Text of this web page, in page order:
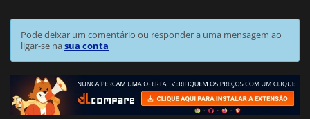
Pode deixar um comentário ou responder a uma mensagem ao
ligar-se nasua conta